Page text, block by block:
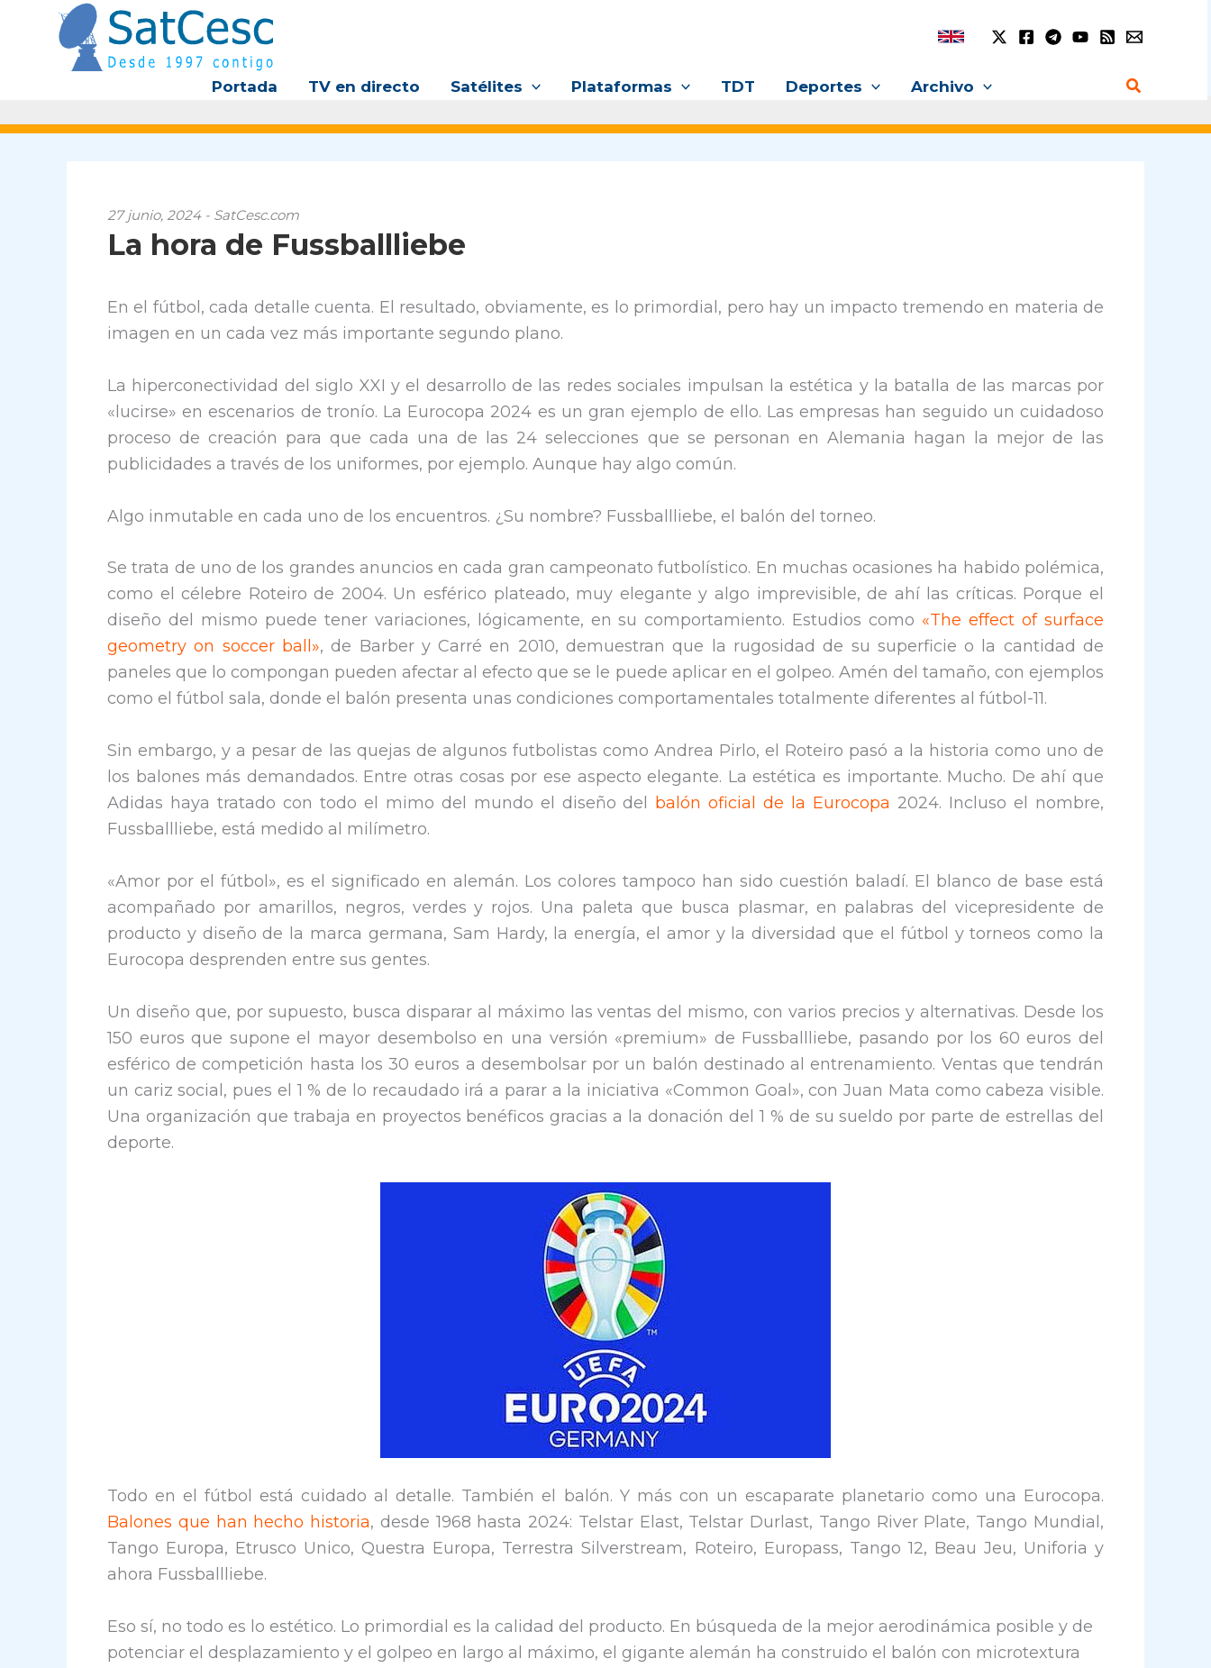
contenido
Portada TV en directo Satélites Plataformas TDT Deportes Archivo Buscar
27 junio, 2024 - SatCesc.com
La hora de Fussballliebe
En el fútbol, cada detalle cuenta. El resultado, obviamente, es lo primordial, pero hay un impacto tremendo en materia de
imagen en un cada vez más importante segundo plano.
La hiperconectividad del siglo XXI y el desarrollo de las redes sociales impulsan la estética y la batalla de las marcas por
«lucirse» en escenarios de tronío. La Eurocopa 2024 es un gran ejemplo de ello. Las empresas han seguido un cuidadoso
proceso de creación para que cada una de las 24 selecciones que se personan en Alemania hagan la mejor de las
publicidades a través de los uniformes, por ejemplo. Aunque hay algo común.
Algo inmutable en cada uno de los encuentros. ¿Su nombre? Fussballliebe, el balón del torneo.
Se trata de uno de los grandes anuncios en cada gran campeonato futbolístico. En muchas ocasiones ha habido polémica,
como el célebre Roteiro de 2004. Un esférico plateado, muy elegante y algo imprevisible, de ahí las críticas. Porque el
diseño del mismo puede tener variaciones, lógicamente, en su comportamiento. Estudios como «The effect of surface
geometry on soccer ball», de Barber y Carré en 2010, demuestran que la rugosidad de su superficie o la cantidad de
paneles que lo compongan pueden afectar al efecto que se le puede aplicar en el golpeo. Amén del tamaño, con ejemplos
como el fútbol sala, donde el balón presenta unas condiciones comportamentales totalmente diferentes al fútbol-11.
Sin embargo, y a pesar de las quejas de algunos futbolistas como Andrea Pirlo, el Roteiro pasó a la historia como uno de
los balones más demandados. Entre otras cosas por ese aspecto elegante. La estética es importante. Mucho. De ahí que
Adidas haya tratado con todo el mimo del mundo el diseño del balón oficial de la Eurocopa 2024. Incluso el nombre,
Fussballliebe, está medido al milímetro.
«Amor por el fútbol», es el significado en alemán. Los colores tampoco han sido cuestión baladí. El blanco de base está
acompañado por amarillos, negros, verdes y rojos. Una paleta que busca plasmar, en palabras del vicepresidente de
producto y diseño de la marca germana, Sam Hardy, la energía, el amor y la diversidad que el fútbol y torneos como la
Eurocopa desprenden entre sus gentes.
Un diseño que, por supuesto, busca disparar al máximo las ventas del mismo, con varios precios y alternativas. Desde los
150 euros que supone el mayor desembolso en una versión «premium» de Fussballliebe, pasando por los 60 euros del
esférico de competición hasta los 30 euros a desembolsar por un balón destinado al entrenamiento. Ventas que tendrán
un cariz social, pues el 1 % de lo recaudado irá a parar a la iniciativa «Common Goal», con Juan Mata como cabeza visible.
Una organización que trabaja en proyectos benéficos gracias a la donación del 1 % de su sueldo por parte de estrellas del
deporte.
Todo en el fútbol está cuidado al detalle. También el balón. Y más con un escaparate planetario como una Eurocopa.
Balones que han hecho historia, desde 1968 hasta 2024: Telstar Elast, Telstar Durlast, Tango River Plate, Tango Mundial,
Tango Europa, Etrusco Unico, Questra Europa, Terrestra Silverstream, Roteiro, Europass, Tango 12, Beau Jeu, Uniforia y
ahora Fussballliebe.
Eso sí, no todo es lo estético. Lo primordial es la calidad del producto. En búsqueda de la mejor aerodinámica posible y de
potenciar el desplazamiento y el golpeo en largo al máximo, el gigante alemán ha construido el balón con microtextura